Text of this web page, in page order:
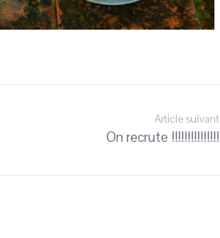
Article suivant
On recrute !!!!!!!!!!!!!!!